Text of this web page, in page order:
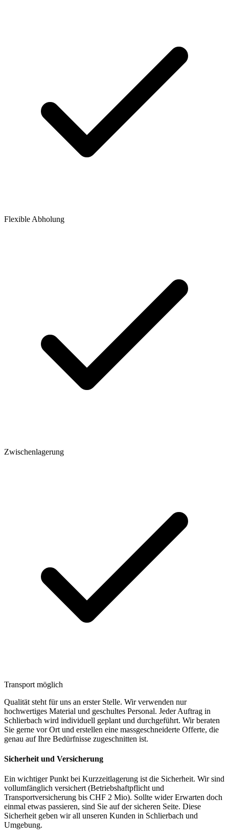
Flexible Abholung
Zwischenlagerung
Transport möglich
Qualität steht für uns an erster Stelle. Wir verwenden nur
hochwertiges Material und geschultes Personal. Jeder Auftrag in
Schlierbach wird individuell geplant und durchgeführt. Wir beraten
Sie gerne vor Ort und erstellen eine massgeschneiderte Offerte, die
genau auf Ihre Bedürfnisse zugeschnitten ist.
Sicherheit und Versicherung
Ein wichtiger Punkt bei Kurzzeitlagerung ist die Sicherheit. Wir sind
vollumfänglich versichert (Betriebshaftpflicht und
Transportversicherung bis CHF 2 Mio). Sollte wider Erwarten doch
einmal etwas passieren, sind Sie auf der sicheren Seite. Diese
Sicherheit geben wir all unseren Kunden in Schlierbach und
Umgebung.